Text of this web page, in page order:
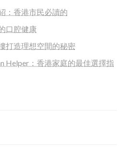
：香港市民必讀的
口腔健康
打造理想空間的秘密
Helper：香港家庭的最佳選擇指